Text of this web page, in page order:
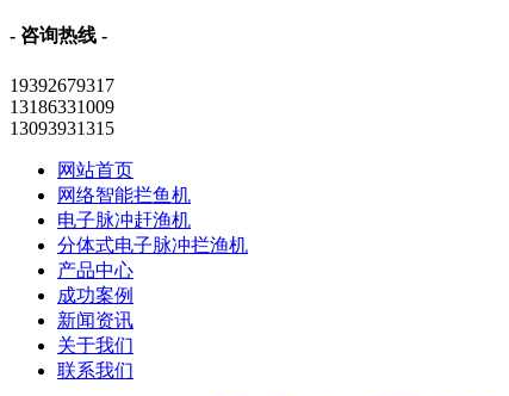
- 咨询热线 -
19392679317
13186331009
13093931315
网站首页
网络智能拦鱼机
电子脉冲赶渔机
分体式电子脉冲拦渔机
产品中心
成功案例
新闻资讯
关于我们
联系我们